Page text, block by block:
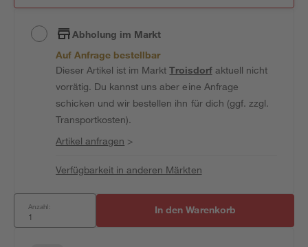
Abholung im Markt
Auf Anfrage bestellbar
Dieser Artikel ist im MarktTroisdorfaktuell nicht
vorrätig. Du kannst uns aber eine Anfrage
schicken und wir bestellen ihn für dich (ggf. zzgl.
Transportkosten).
Artikel anfragen >
Verfügbarkeit in anderen Märkten
Anzahl: In den Warenkorb